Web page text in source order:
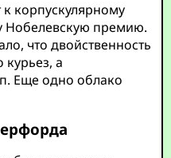
корпускулярному
Нобелевскую премию.
что двойственность
а
Еще одно облако